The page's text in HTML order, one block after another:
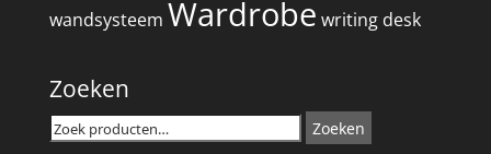
wandsysteem Wardrobe writing desk
Zoeken
Zoeken
naar:
Zoeken